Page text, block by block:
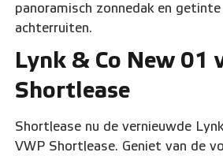
panoramisch zonnedak en
achterruiten.
Lynk & Co New 01
Shortlease
Shortlease nu de vernieuwde
VWP Shortlease. Geniet van de